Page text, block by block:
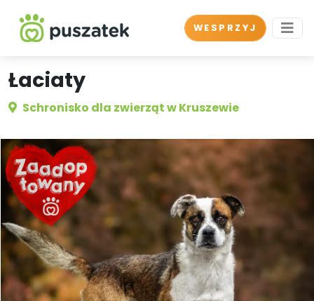
WESPRZYJ
Łaciaty
Schronisko dla zwierząt w Kruszewie